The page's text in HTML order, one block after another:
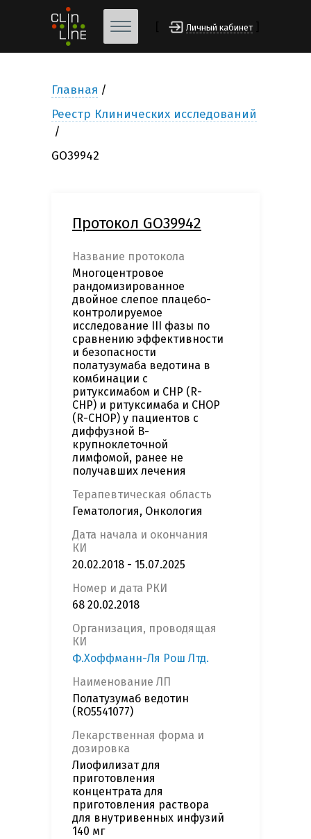
Личный кабинет
Главная
Реестр Клинических исследований
GO39942
Протокол GO39942
Название протокола
Многоцентровое
рандомизированное
двойное слепое плацебо-
контролируемое
исследование III фазы по
сравнению эффективности
и безопасности
полатузумаба ведотина в
комбинации с
ритуксимабом и CHP (R-
CHP) и ритуксимаба и CHOP
(R-CHOP) у пациентов с
диффузной В-
крупноклеточной
лимфомой, ранее не
получавших лечения
Терапевтическая область
Гематология, Онкология
Дата начала и окончания
КИ
20.02.2018 - 15.07.2025
Номер и дата РКИ
68 20.02.2018
Организация, проводящая
КИ
Ф.Хоффманн-Ля Рош Лтд.
Наименование ЛП
Полатузумаб ведотин
(RO5541077)
Лекарственная форма и
дозировка
Лиофилизат для
приготовления
концентрата для
приготовления раствора
для внутривенных инфузий
140 мг